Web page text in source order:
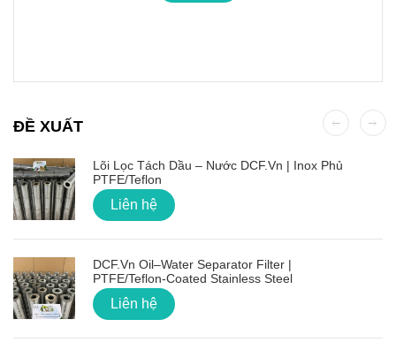
ĐỀ XUẤT
Lõi Lọc Tách Dầu – Nước DCF.vn | Inox Phủ
PTFE/Teflon
Liên hệ
DCF.vn Oil–Water Separator Filter |
PTFE/Teflon‑Coated Stainless Steel
Liên hệ